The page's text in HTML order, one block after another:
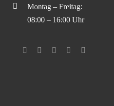
Montag – Freitag:
08:00 – 16:00 Uhr